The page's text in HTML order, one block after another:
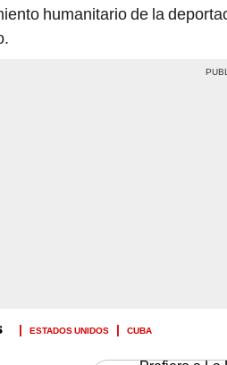
humanitario de la
ESTADOS UNIDOS CUBA